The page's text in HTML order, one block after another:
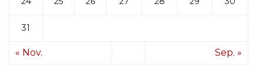
31
« Nov. Sep. »